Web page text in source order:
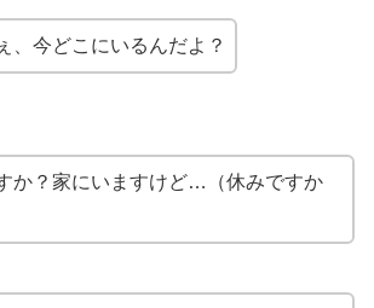
、今どこにいるんだよ？
か？家にいますけど…（休みですか